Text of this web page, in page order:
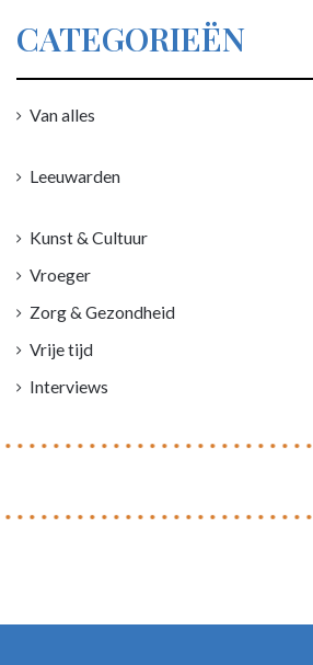
CATEGORIEËN
Van alles
Leeuwarden
Kunst & Cultuur
Vroeger
Zorg & Gezondheid
Vrije tijd
Interviews